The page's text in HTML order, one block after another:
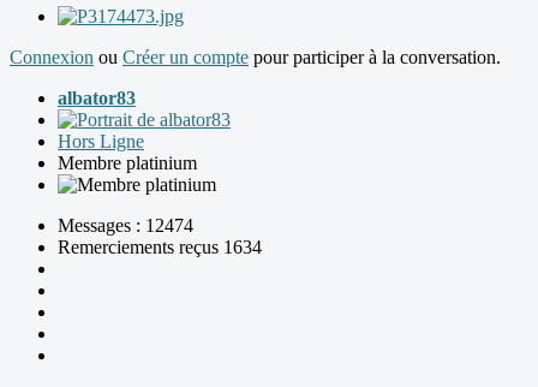
Connexion ou Créer un compte pour participer à la conversation.
albator83
Hors Ligne
Membre platinium
Messages : 12474
Remerciements reçus 1634